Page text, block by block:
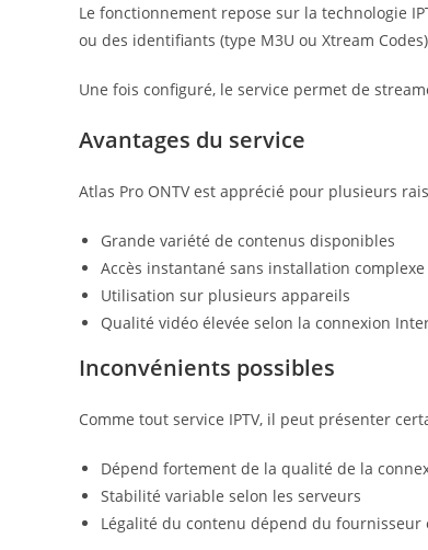
Le fonctionnement repose sur la technologie
ou des identifiants (type M3U ou Xtream
Une fois configuré, le service permet de
Avantages du service
Atlas Pro ONTV est apprécié pour plusieurs
Grande variété de contenus disponibles
Accès instantané sans installation complexe
Utilisation sur plusieurs appareils
Qualité vidéo élevée selon la connexion
Inconvénients possibles
Comme tout service IPTV, il peut présenter
Dépend fortement de la qualité de la
Stabilité variable selon les serveurs
Légalité du contenu dépend du fournisseur